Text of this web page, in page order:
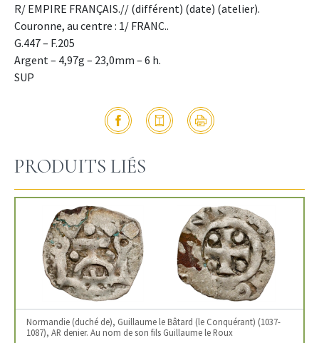
R/ EMPIRE FRANÇAIS.// (différent) (date) (atelier).
Couronne, au centre : 1/ FRANC..
G.447 – F.205
Argent – 4,97g – 23,0mm – 6 h.
SUP
PRODUITS LIÉS
Normandie (duché de), Guillaume le Bâtard (le Conquérant) (1037-
1087), AR denier. Au nom de son fils Guillaume le Roux